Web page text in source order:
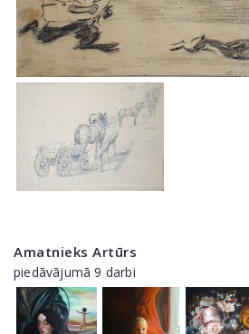
Amatnieks Artūrs
piedāvājumā 9 darbi